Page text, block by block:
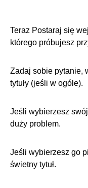
Teraz Postaraj się
którego próbujesz
Zadaj sobie pytanie,
tytuły (jeśli w ogóle).
Jeśli wybierzesz swój
duży problem.
Jeśli wybierzesz go
świetny tytuł.